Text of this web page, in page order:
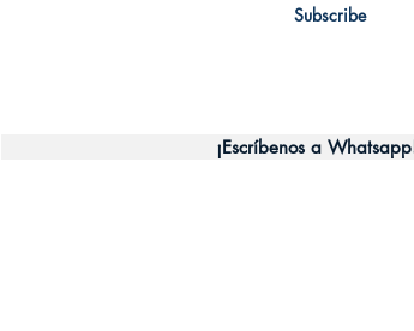
Subscribe
¡Escríbenos a